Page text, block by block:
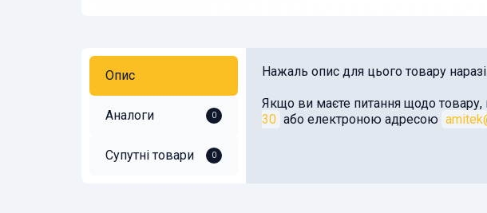
Опис
Аналоги 0
Супутні товари 0
Нажаль опис для цього товару наразі
Якщо ви маєте питання щодо
30 або електроною адресою